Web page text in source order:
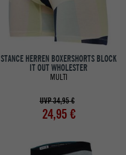
STANCE HERREN BOXERSHORTS BLOCK
IT OUT WHOLESTER
MULTI
UVP 34,95 €
24,95 €